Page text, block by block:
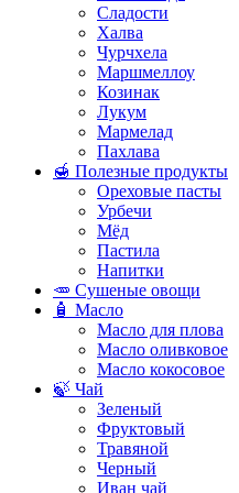
Сладости
Халва
Чурчхела
Маршмеллоу
Козинак
Лукум
Мармелад
Пахлава
🍯 Полезные продукты
Ореховые пасты
Урбечи
Мёд
Пастила
Напитки
🥕 Сушеные овощи
🧴 Масло
Масло для плова
Масло оливковое
Масло кокосовое
🍃 Чай
Зеленый
Фруктовый
Травяной
Черный
Иван чай